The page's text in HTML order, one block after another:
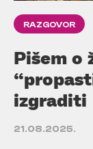
RAZGOVOR
Pišem o
izgraditi
21.08.2025.